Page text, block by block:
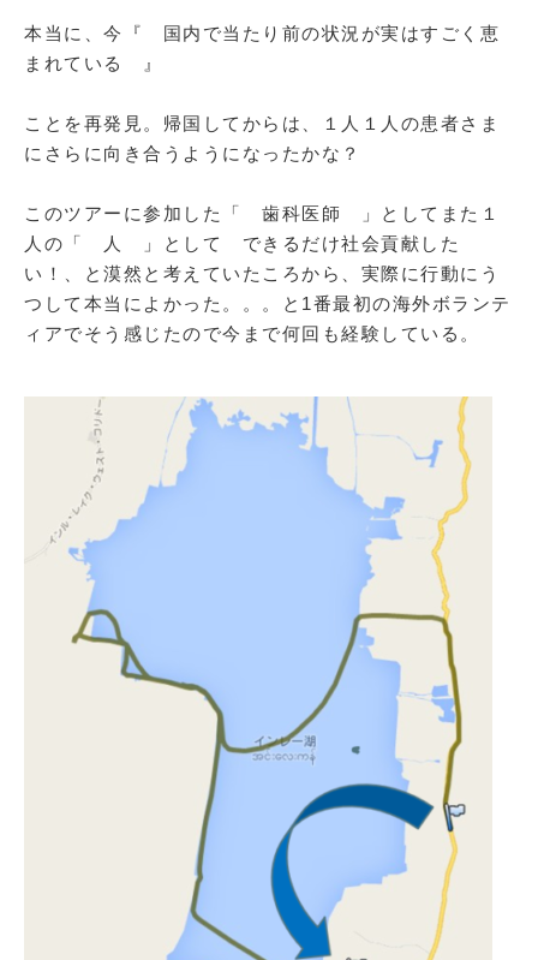
本当に、今『 国内で当たり前の状況が実はすごく恵
まれている 』
ことを再発見。帰国してからは、１人１人の患者さま
にさらに向き合うようになったかな？
このツアーに参加した「 歯科医師 」としてまた１
人の「 人 」として できるだけ社会貢献した
い！、と漠然と考えていたころから、実際に行動にう
つして本当によかった。。。と1番最初の海外ボランテ
ィアでそう感じたので今まで何回も経験している。